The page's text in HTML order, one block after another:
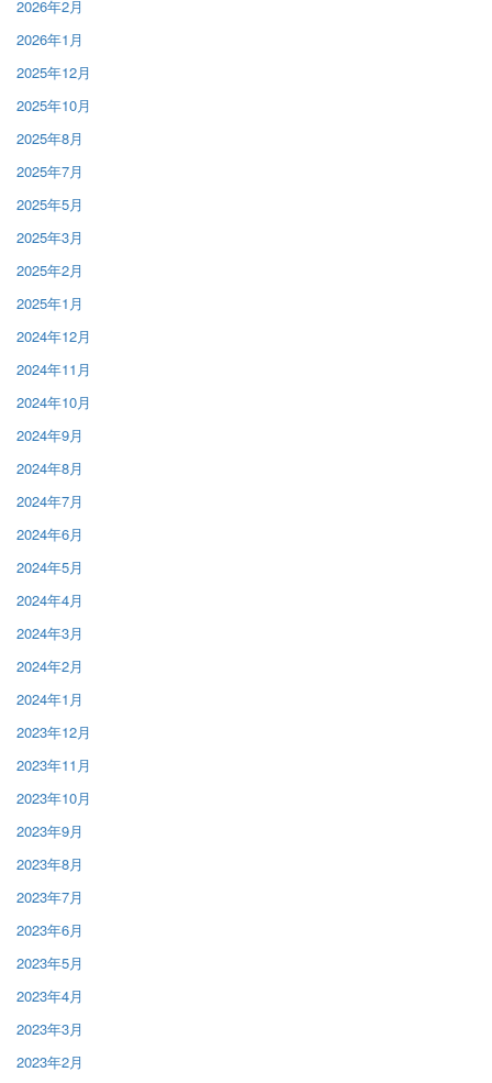
2026年2月
2026年1月
2025年12月
2025年10月
2025年8月
2025年7月
2025年5月
2025年3月
2025年2月
2025年1月
2024年12月
2024年11月
2024年10月
2024年9月
2024年8月
2024年7月
2024年6月
2024年5月
2024年4月
2024年3月
2024年2月
2024年1月
2023年12月
2023年11月
2023年10月
2023年9月
2023年8月
2023年7月
2023年6月
2023年5月
2023年4月
2023年3月
2023年2月